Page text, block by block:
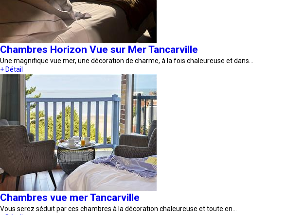
Chambres Horizon Vue sur Mer Tancarville
Une magnifique vue mer, une décoration de charme, à la fois chaleureuse et dans…
+ Détail
Chambres vue mer Tancarville
Vous serez séduit par ces chambres à la décoration chaleureuse et toute en…